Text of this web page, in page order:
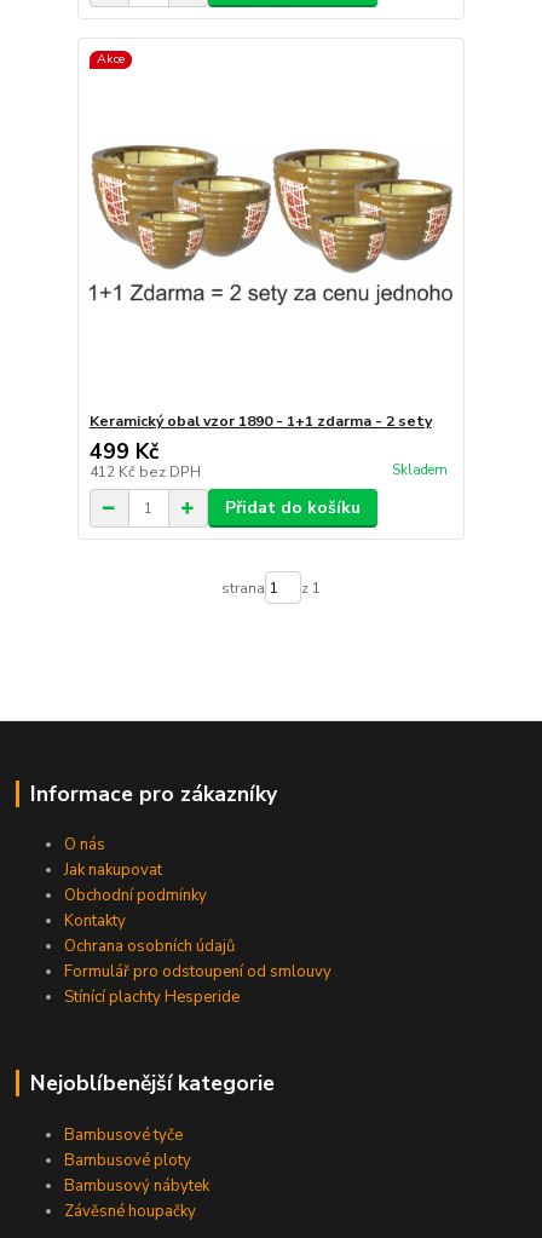
Akce
Keramický obal vzor 1890 - 1+1 zdarma - 2 sety
499 Kč
412 Kč bez DPH Skladem
Přidat do košíku
strana z 1
Informace pro zákazníky
O nás
Jak nakupovat
Obchodní podmínky
Kontakty
Ochrana osobních údajů
Formulář pro odstoupení od smlouvy
Stínící plachty Hesperide
Nejoblíbenější kategorie
Bambusové tyče
Bambusové ploty
Bambusový nábytek
Závěsné houpačky